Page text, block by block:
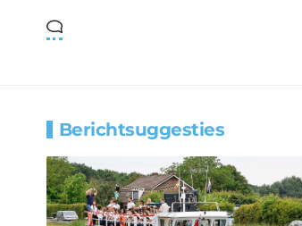
Berichtsuggesties